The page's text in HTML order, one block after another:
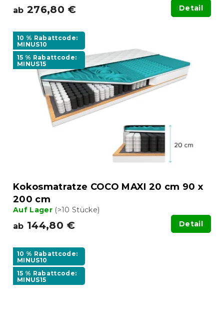
ab 276,80 € Detail
10 % Rabattcode:
MINUS10
15 % Rabattcode:
MINUS15
Kokosmatratze COCO MAXI 20 cm 90 x
200 cm
Auf Lager (>10 Stücke)
ab 144,80 € Detail
10 % Rabattcode:
MINUS10
15 % Rabattcode:
MINUS15